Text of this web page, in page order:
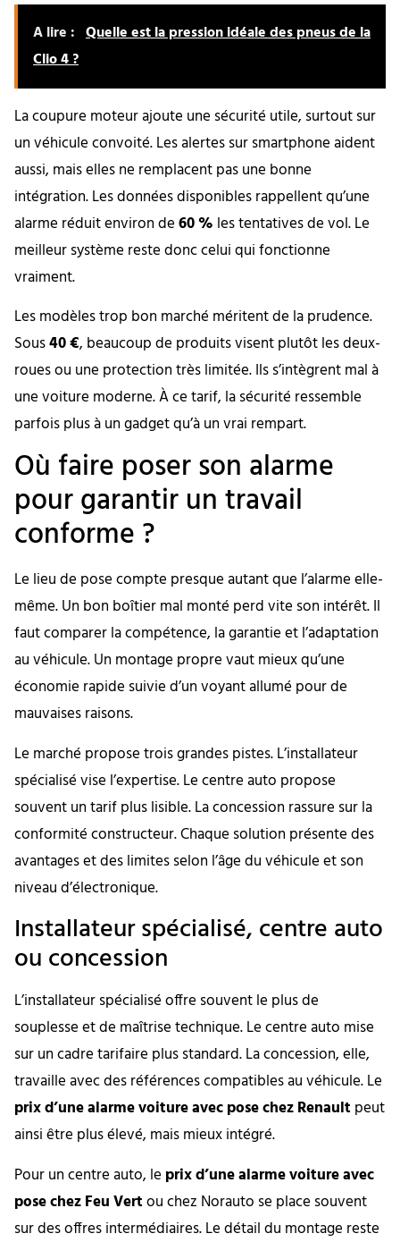
A lire : Quelle est la pression idéale des pneus de la
Clio 4 ?
La coupure moteur ajoute une sécurité utile, surtout sur
un véhicule convoité. Les alertes sur smartphone aident
aussi, mais elles ne remplacent pas une bonne
intégration. Les données disponibles rappellent qu’une
alarme réduit environ de60 % les tentatives de vol. Le
meilleur système reste donc celui qui fonctionne
vraiment.
Les modèles trop bon marché méritent de la prudence.
Sous40 €, beaucoup de produits visent plutôt les deux-
roues ou une protection très limitée. Ils s’intègrent mal à
une voiture moderne. À ce tarif, la sécurité ressemble
parfois plus à un gadget qu’à un vrai rempart.
Où faire poser son alarme
pour garantir un travail
conforme ?
Le lieu de pose compte presque autant que l’alarme elle-
même. Un bon boîtier mal monté perd vite son intérêt. Il
faut comparer la compétence, la garantie et l’adaptation
au véhicule. Un montage propre vaut mieux qu’une
économie rapide suivie d’un voyant allumé pour de
mauvaises raisons.
Le marché propose trois grandes pistes. L’installateur
spécialisé vise l’expertise. Le centre auto propose
souvent un tarif plus lisible. La concession rassure sur la
conformité constructeur. Chaque solution présente des
avantages et des limites selon l’âge du véhicule et son
niveau d’électronique.
Installateur spécialisé, centre auto
ou concession
L’installateur spécialisé offre souvent le plus de
souplesse et de maîtrise technique. Le centre auto mise
sur un cadre tarifaire plus standard. La concession, elle,
travaille avec des références compatibles au véhicule. Le
prix d’une alarme voiture avec pose chez Renault peut
ainsi être plus élevé, mais mieux intégré.
Pour un centre auto, le prix d’une alarme voiture avec
pose chez Feu Vertou chez Norauto se place souvent
sur des offres intermédiaires. Le détail du montage reste